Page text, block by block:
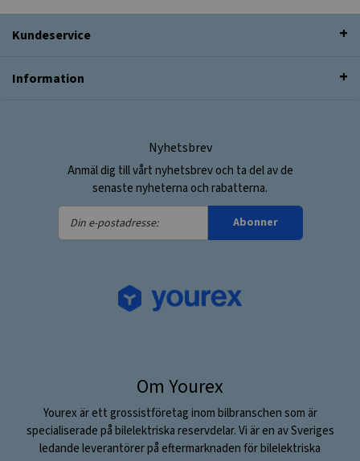
Kundeservice
Information
Nyhetsbrev
Anmäl dig till vårt nyhetsbrev och ta del av de
senaste nyheterna och rabatterna.
Din
e-
Abonner
Om Yourex
Yourex är ett grossistföretag inom bilbranschen som är
specialiserade på bilelektriska reservdelar. Vi är en av Sveriges
ledande leverantörer på eftermarknaden för bilelektriska